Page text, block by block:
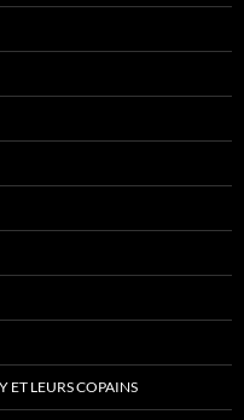
LEURS COPAINS